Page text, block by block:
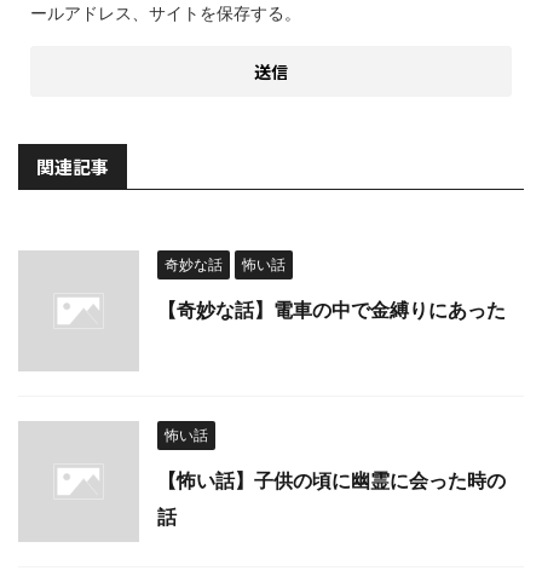
ールアドレス、サイトを保存する。
関連記事
奇妙な話 怖い話
【奇妙な話】電車の中で金縛りにあった
怖い話
【怖い話】子供の頃に幽霊に会った時の
話